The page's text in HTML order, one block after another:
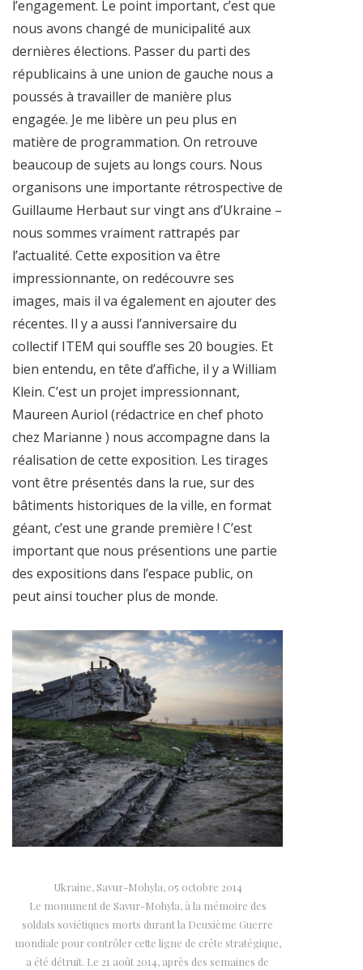
l’engagement. Le point important, c’est que
nous avons changé de municipalité aux
dernières élections. Passer du parti des
républicains à une union de gauche nous a
poussés à travailler de manière plus
engagée. Je me libère un peu plus en
matière de programmation. On retrouve
beaucoup de sujets au longs cours. Nous
organisons une importante rétrospective de
Guillaume Herbaut sur vingt ans d’Ukraine –
nous sommes vraiment rattrapés par
l’actualité. Cette exposition va être
impressionnante, on redécouvre ses
images, mais il va également en ajouter des
récentes. Il y a aussi l’anniversaire du
collectif ITEM qui souffle ses 20 bougies. Et
bien entendu, en tête d’affiche, il y a William
Klein. C’est un projet impressionnant,
Maureen Auriol (rédactrice en chef photo
chez Marianne ) nous accompagne dans la
réalisation de cette exposition. Les tirages
vont être présentés dans la rue, sur des
bâtiments historiques de la ville, en format
géant, c’est une grande première ! C’est
important que nous présentions une partie
des expositions dans l’espace public, on
peut ainsi toucher plus de monde.
Ukraine, Savur-Mohyla, 05 octobre 2014
Le monument de Savur-Mohyla, à la mémoire des
soldats soviétiques morts durant la Deuxième Guerre
mondiale pour contrôler cette ligne de crête stratégique,
a été détruit. Le 21 août 2014, après des semaines de